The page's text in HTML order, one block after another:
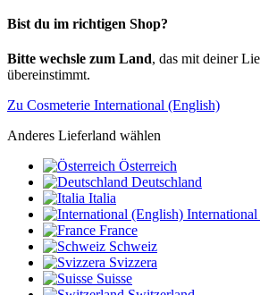
Bist du im richtigen Shop?
Bitte wechsle zum Land, das mit deiner
übereinstimmt.
Zu Cosmeterie International (English)
Anderes Lieferland wählen
Österreich
Deutschland
Italia
France
Schweiz
Svizzera
Suisse